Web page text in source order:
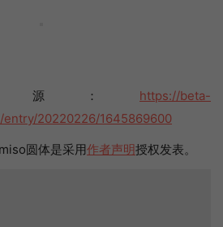
源： https://beta-
20220226/1645869600
圆体是采用作者声明授权发表。